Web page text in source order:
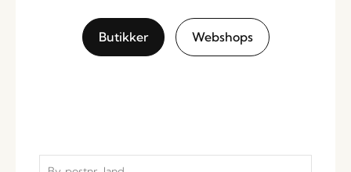
Butikker Webshops